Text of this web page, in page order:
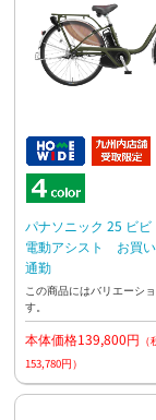
パナソニック 25 ビビ
電動アシスト お買
通勤
この商品にはバリエーシ
す。
本体価格139,800円
153,780円）